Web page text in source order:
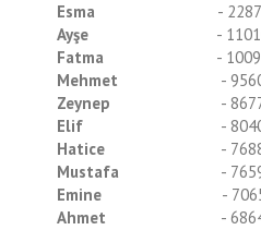
Esma
-
Ayşe
-
Fatma
-
Mehmet
-
Zeynep
-
Elif
-
Hatice
-
Mustafa
-
Emine
-
Ahmet
-